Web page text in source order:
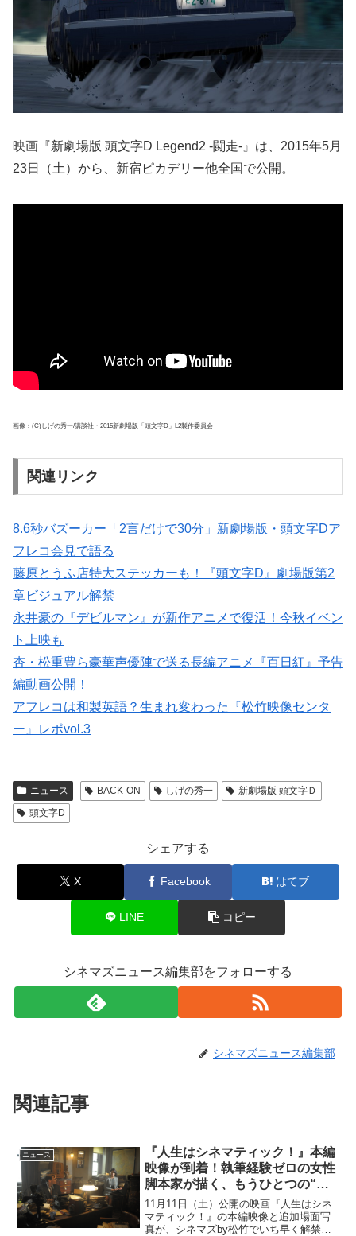
映画『新劇場版 頭文字D Legend2 -闘走-』は、2015年5月
23日（土）から、新宿ピカデリー他全国で公開。
画像：(C)しげの秀一/講談社・2015新劇場版「頭文字D」L2製作委員会
関連リンク
8.6秒バズーカー「2言だけで30分」新劇場版・頭文字Dア
フレコ会見で語る
藤原とうふ店特大ステッカーも！『頭文字D』劇場版第2
章ビジュアル解禁
永井豪の『デビルマン』が新作アニメで復活！今秋イベン
ト上映も
杏・松重豊ら豪華声優陣で送る長編アニメ『百日紅』予告
編動画公開！
アフレコは和製英語？生まれ変わった『松竹映像センタ
ー』レポvol.3
ニュース BACK-ON しげの秀一
新劇場版 頭文字Ｄ
頭文字D
シェアする
X Facebook はてブ
LINE コピー
シネマズニュース編集部をフォローする
シネマズニュース編集部
関連記事
ニュース
『人生はシネマティック！』本編
映像が到着！執筆経験ゼロの女性
脚本家が描く、もうひとつの“ダ
ンケルク”
11月11日（土）公開の映画『人生はシネ
マティック！』の本編映像と追加場面写
真が、シネマズby松竹でいち早く解禁と